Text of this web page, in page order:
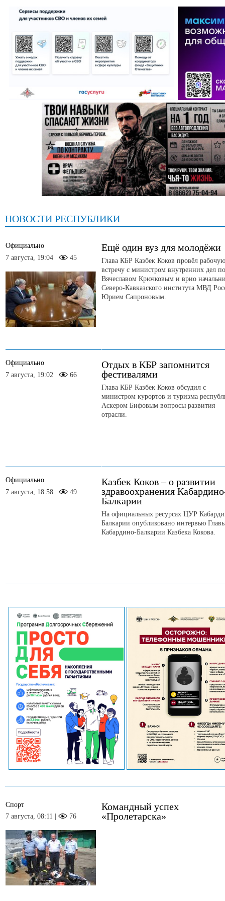
НОВОСТИ РЕСПУБЛИКИ
Официально
7 августа, 19:04 |
45
Ещё один вуз для молодёжи
Глава КБР Казбек Коков провёл рабочую
встречу с министром внутренних дел
Вячеславом Крючковым и врио
Северо-Кавказского института МВД
Юрием Сапроновым.
Официально
7 августа, 19:02 |
66
Отдых в КБР запомнится
фестивалями
Глава КБР Казбек Коков обсудил с
министром курортов и туризма
Аскером Бифовым вопросы развития
отрасли.
Официально
7 августа, 18:58 |
49
Казбек Коков – о развитии
здравоохранения
Балкарии
На официальных ресурсах ЦУР
Балкарии опубликовано интервью
Кабардино-Балкарии Казбека Кокова.
Спорт
7 августа, 08:11 |
76
Командный успех
«Пролетарска»